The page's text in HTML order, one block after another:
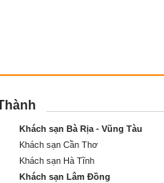
Khách sạn Bà Rịa - Vũng Tàu
Khách sạn Cần Thơ
Khách sạn Hà Tĩnh
Khách sạn Lâm Đồng